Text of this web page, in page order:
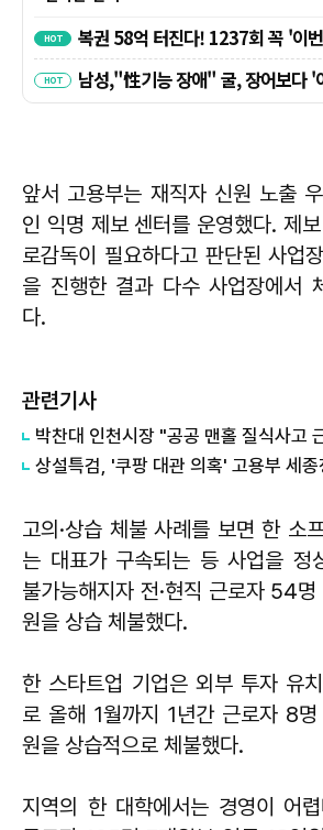
앞서 고용부는 재직자 신원 노출
인 익명 제보 센터를 운영했다. 제
로감독이 필요하다고 판단된 사업
을 진행한 결과 다수 사업장에서
다.
관련기사
상설특검, '쿠팡 대관 의혹' 고용부 세종
고의·상습 체불 사례를 보면 한 소
는 대표가 구속되는 등 사업을 정
불가능해지자 전·현직 근로자 54
원을 상습 체불했다.
한 스타트업 기업은 외부 투자 유
로 올해 1월까지 1년간 근로자 8
원을 상습적으로 체불했다.
지역의 한 대학에서는 경영이 어